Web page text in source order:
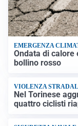
EMERGENZA
Ondata di calore
bollino rosso
VIOLENZA
Nel Torinese
quattro ciclisti